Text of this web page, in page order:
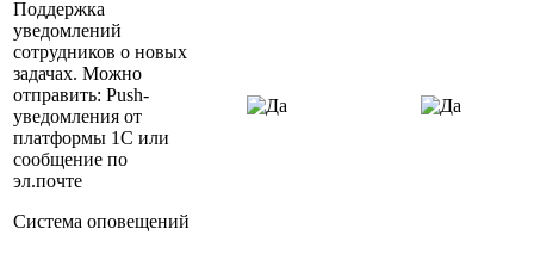
Поддержка
уведомлений
сотрудников о новых
задачах. Можно
отправить: Push-
уведомления от
платформы 1С или
сообщение по
эл.почте
Система оповещений